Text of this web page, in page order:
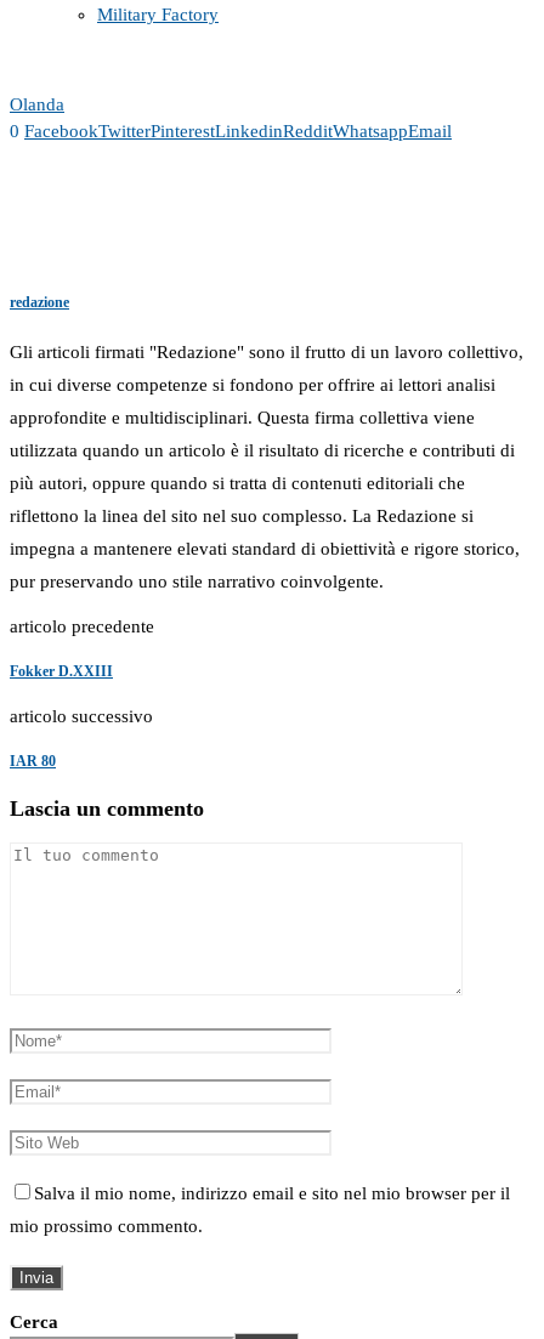
Military Factory
Olanda
0 FacebookTwitterPinterestLinkedinRedditWhatsappEmail
redazione
Gli articoli firmati "Redazione" sono il frutto di un lavoro collettivo,
in cui diverse competenze si fondono per offrire ai lettori analisi
approfondite e multidisciplinari. Questa firma collettiva viene
utilizzata quando un articolo è il risultato di ricerche e contributi di
più autori, oppure quando si tratta di contenuti editoriali che
riflettono la linea del sito nel suo complesso. La Redazione si
impegna a mantenere elevati standard di obiettività e rigore storico,
pur preservando uno stile narrativo coinvolgente.
articolo precedente
Fokker D.XXIII
articolo successivo
IAR 80
Lascia un commento
Salva il mio nome, indirizzo email e sito nel mio browser per il
mio prossimo commento.
Cerca